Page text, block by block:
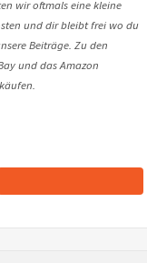
wir oftmals eine kleine
und dir bleibt frei wo du
Beiträge. Zu den
und das Amazon